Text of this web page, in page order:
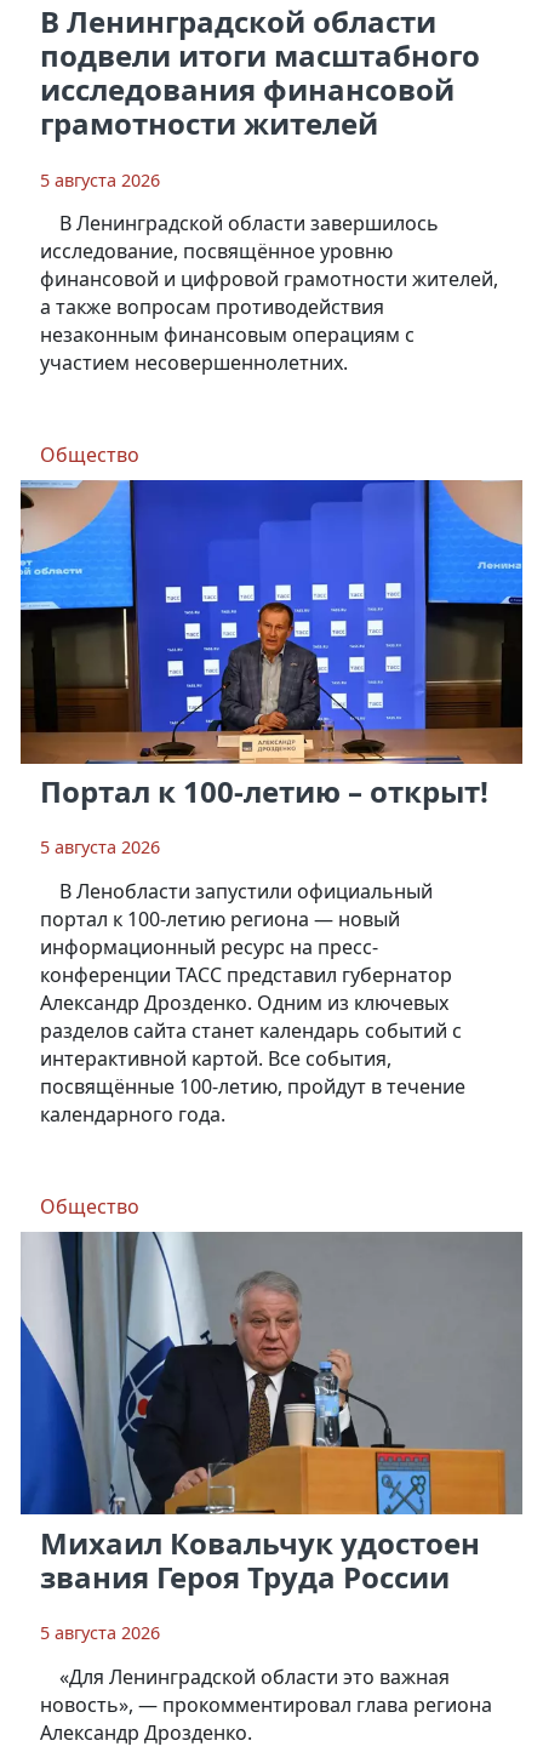
В Ленинградской области
подвели итоги масштабного
исследования финансовой
грамотности жителей
5 августа 2026
В Ленинградской области завершилось
исследование, посвящённое уровню
финансовой и цифровой грамотности жителей,
а также вопросам противодействия
незаконным финансовым операциям с
участием несовершеннолетних.
Общество
Портал к 100-летию – открыт!
5 августа 2026
В Ленобласти запустили официальный
портал к 100-летию региона — новый
информационный ресурс на пресс-
конференции ТАСС представил губернатор
Александр Дрозденко. Одним из ключевых
разделов сайта станет календарь событий с
интерактивной картой. Все события,
посвящённые 100-летию, пройдут в течение
календарного года.
Общество
Михаил Ковальчук удостоен
звания Героя Труда России
5 августа 2026
«Для Ленинградской области это важная
новость», — прокомментировал глава региона
Александр Дрозденко.